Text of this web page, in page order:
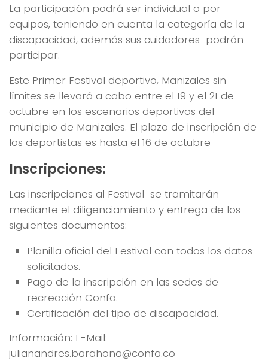
La participación podrá ser individual o por
equipos, teniendo en cuenta la categoría de la
discapacidad, además sus cuidadores podrán
participar.
Este Primer Festival deportivo, Manizales sin
límites se llevará a cabo entre el 19 y el 21 de
octubre en los escenarios deportivos del
municipio de Manizales. El plazo de inscripción de
los deportistas es hasta el 16 de octubre
Inscripciones:
Las inscripciones al Festival se tramitarán
mediante el diligenciamiento y entrega de los
siguientes documentos:
Planilla oficial del Festival con todos los datos
solicitados.
Pago de la inscripción en las sedes de
recreación Confa.
Certificación del tipo de discapacidad.
Información: E-Mail:
julianandres.barahona@confa.co